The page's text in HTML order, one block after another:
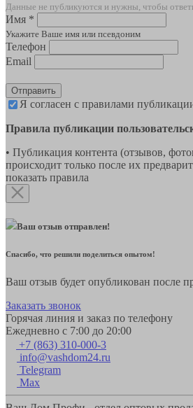
Данные не публикуются и нужны, чтобы
Имя *
Укажите Ваше имя или псевдоним
Телефон
Email
Отправить
Я согласен с правилами
Правила публикации
• Публикация контента (отзывов,
происходит только после их
показать правила
Ваш отзыв отправлен!
Спасибо, что решили поделиться опытом!
Ваш отзыв будет опубликован после
Заказать звонок
Горячая линия и заказ по телефону
Ежедневно с 7:00 до 20:00
+7 (863) 310-000-3
info@vashdom24.ru
Telegram
Max